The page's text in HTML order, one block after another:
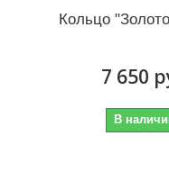
Кольцо
7 650
В